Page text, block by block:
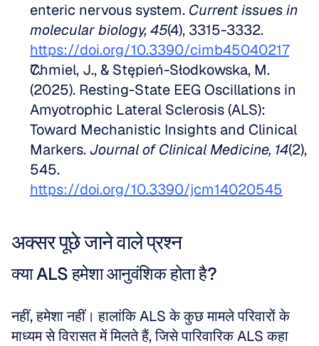
enteric nervous system. Current issues in
molecular biology, 45
https://doi.org/10.3390/cimb45040217
Chmiel, J., & Stępień-Słodkowska, M.
(2025). Resting-State EEG Oscillations in
Amyotrophic Lateral Sclerosis (ALS):
Toward Mechanistic Insights and Clinical
Markers. Journal of Clinical Medicine, 14(2),
https://doi.org/10.3390/jcm14020545
अक्सर पूछे जाने वाले प्रश्न
क्या ALS हमेशा आनुवंशिक होता है?
नहीं, हमेशा नहीं। हालांकि ALS के कुछ मामले परिवारों के
माध्यम से विरासत में मिलते हैं, जिसे पारिवारिक ALS कहा